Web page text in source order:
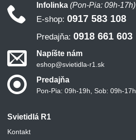
Svietidlá R1
Kontakt
Infolinka (Pon-Pia: 09h-17h)
E-shop: 0917 583 108
Predajňa: 0918 661 603
Napíšte nám
eshop@svietidla-r1.sk
Predajňa
Pon-Pia: 09h-19h, Sob: 09h-17h